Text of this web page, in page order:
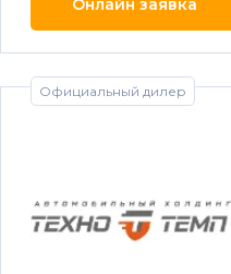
Онлайн заявка
Официальный дилер